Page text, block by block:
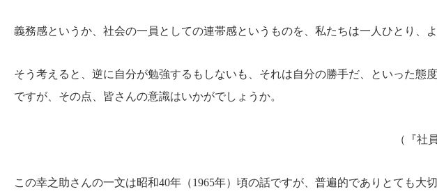
義務感というか、社会の一員としての連帯感というものを、私たちは一人ひとり、
そう考えると、逆に自分が勉強するもしないも、それは自分の勝手だ、といった態
ですが、その点、皆さんの意識はいかがでしょうか。
（『社
この幸之助さんの一文は昭和40年（1965年）頃の話ですが、普遍的でありとても大切